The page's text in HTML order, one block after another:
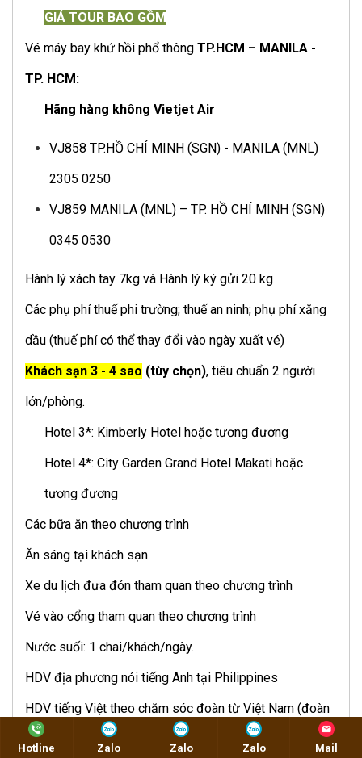
GIÁ TOUR BAO GỒM
Vé máy bay khứ hồi phổ thông TP.HCM – MANILA -
TP. HCM:
Hãng hàng không Vietjet Air
VJ858 TP.HỒ CHÍ MINH (SGN) - MANILA (MNL)
2305 0250
VJ859 MANILA (MNL) – TP. HỒ CHÍ MINH (SGN)
0345 0530
Hành lý xách tay 7kg và Hành lý ký gửi 20 kg
Các phụ phí thuế phi trường; thuế an ninh; phụ phí xăng
dầu (thuế phí có thể thay đổi vào ngày xuất vé)
Khách sạn 3 - 4 sao (tùy chọn), tiêu chuẩn 2 người
lớn/phòng.
Hotel 3*: Kimberly Hotel hoặc tương đương
Hotel 4*: City Garden Grand Hotel Makati hoặc
tương đương
Các bữa ăn theo chương trình
Ăn sáng tại khách sạn.
Xe du lịch đưa đón tham quan theo chương trình
Vé vào cổng tham quan theo chương trình
Nước suối: 1 chai/khách/ngày.
HDV địa phương nói tiếng Anh tại Philippines
HDV tiếng Việt theo chăm sóc đoàn từ Việt Nam (đoàn
15 người lớn trở lên)
Hotline Zalo Zalo Zalo Mail